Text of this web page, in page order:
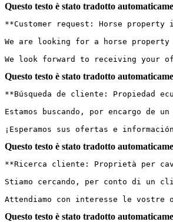
Questo testo è stato tradotto
**Customer request: Horse property
We are looking for a horse
We look forward to receiving your
Questo testo è stato tradotto
**Búsqueda de cliente: Propiedad
Estamos buscando, por encargo
¡Esperamos sus ofertas e
Questo testo è stato tradotto
**Ricerca cliente: Proprietà per
Stiamo cercando, per conto di un
Attendiamo con interesse le
Questo testo è stato tradotto